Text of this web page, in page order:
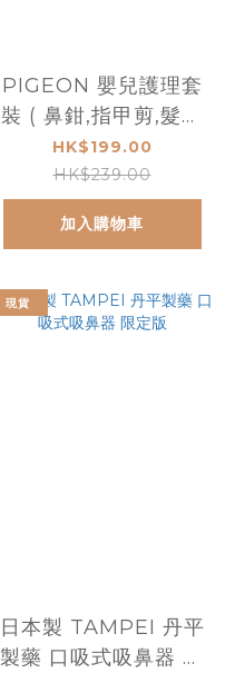
PIGEON 嬰兒護理套
裝 ( 鼻鉗,指甲剪,髮梳
及 鼻水抽吸器 )
HK$199.00
HK$239.00
加入購物車
現貨
日本製 TAMPEI 丹平
製藥 口吸式吸鼻器 限